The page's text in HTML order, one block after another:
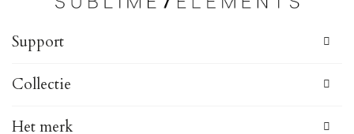
Support
Collectie
Het merk